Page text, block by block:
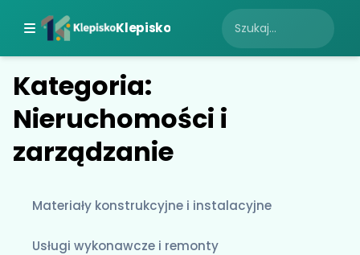
Klepisko
Kategoria:
Nieruchomości i
zarządzanie
Materiały konstrukcyjne i instalacyjne
Usługi wykonawcze i remonty